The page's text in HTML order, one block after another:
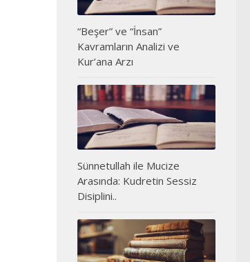
“Beşer” ve “İnsan”
Kavramların Analizi ve
Kur’ana Arzı
Sünnetullah ile Mucize
Arasında: Kudretin Sessiz
Disiplini..